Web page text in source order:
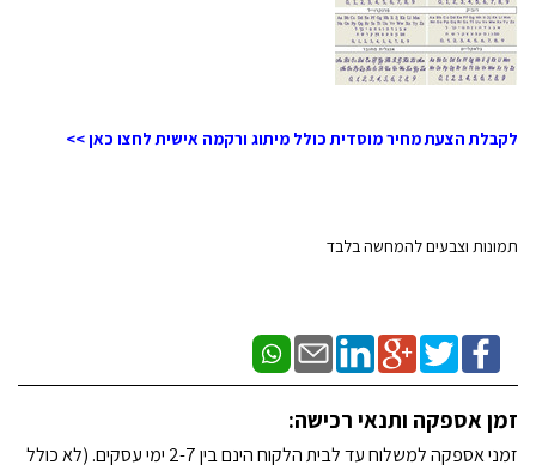
לקבלת הצעת מחיר מוסדית כולל מיתוג ורקמה אישית לחצו כאן >>
תמונות וצבעים להמחשה בלבד
זמן אספקה ותנאי רכישה:
זמני אספקה למשלוח עד לבית הלקוח הינם בין 2-7 ימי עסקים. (לא כולל